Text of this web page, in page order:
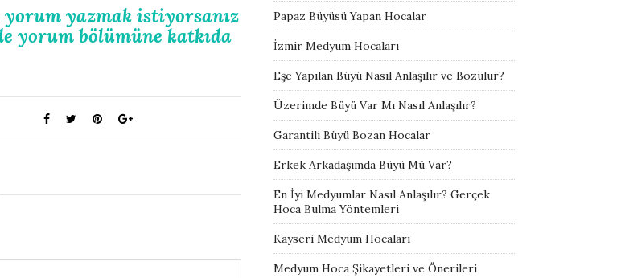
yazmak istiyorsanız
yorum bölümüne katkıda
Papaz Büyüsü Yapan Hocalar
İzmir Medyum Hocaları
Eşe Yapılan Büyü Nasıl Anlaşılır ve Bozulur?
Üzerimde Büyü Var Mı Nasıl Anlaşılır?
Garantili Büyü Bozan Hocalar
Erkek Arkadaşımda Büyü Mü Var?
En İyi Medyumlar Nasıl Anlaşılır? Gerçek
Hoca Bulma Yöntemleri
Kayseri Medyum Hocaları
Medyum Hoca Şikayetleri ve Önerileri